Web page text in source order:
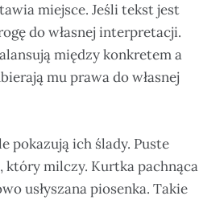
miejsce. Jeśli tekst jest
do własnej interpretacji.
między konkretem a
mu prawa do własnej
pokazują ich ślady. Puste
który milczy. Kurtka pachnąca
usłyszana piosenka. Takie